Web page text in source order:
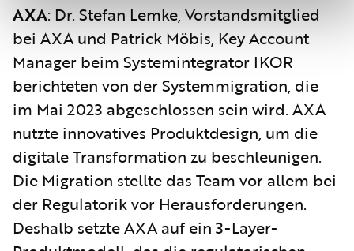
AXA: Dr. Stefan Lemke, Vorstandsmitglied
bei AXA und Patrick Möbis, Key Account
Manager beim Systemintegrator IKOR
berichteten von der Systemmigration, die
im Mai 2023 abgeschlossen sein wird. AXA
nutzte innovatives Produktdesign, um die
digitale Transformation zu beschleunigen.
Die Migration stellte das Team vor allem bei
der Regulatorik vor Herausforderungen.
Deshalb setzte AXA auf ein 3-Layer-